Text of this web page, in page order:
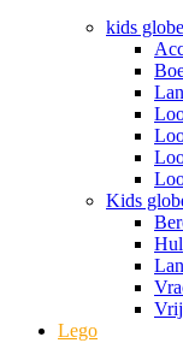
kids
Kids
Lego